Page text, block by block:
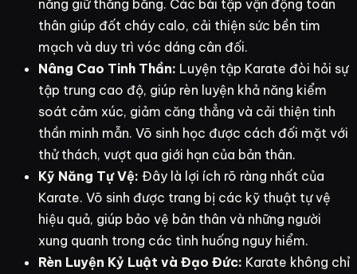
năng giữ thăng bằng. Các bài tập vận động toàn
thân giúp đốt cháy calo, cải thiện sức bền tim
mạch và duy trì vóc dáng cân đối.
Nâng Cao Tinh Thần: Luyện tập Karate đòi hỏi sự
tập trung cao độ, giúp rèn luyện khả năng kiểm
soát cảm xúc, giảm căng thẳng và cải thiện tinh
thần minh mẫn. Võ sinh học được cách đối mặt với
thử thách, vượt qua giới hạn của bản thân.
Kỹ Năng Tự Vệ: Đây là lợi ích rõ ràng nhất của
Karate. Võ sinh được trang bị các kỹ thuật tự vệ
hiệu quả, giúp bảo vệ bản thân và những người
xung quanh trong các tình huống nguy hiểm.
Rèn Luyện Kỷ Luật và Đạo Đức: Karate không chỉ